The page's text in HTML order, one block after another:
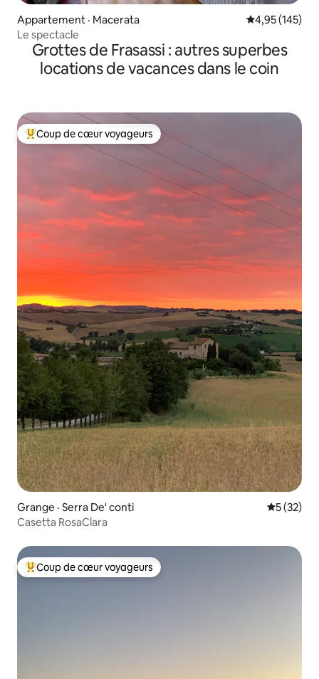
Appartement · Macerata Note
4,95 (145)
Le spectacle
Grottes de Frasassi : autres superbes
locations de vacances dans le coin
Coup de cœur voyageurs parmi les plus aimés
Coup de cœur voyageurs
Grange · Serra De' conti Note
5 (32)
Casetta RosaClara
Coup de cœur voyageurs parmi les plus aimés
Coup de cœur voyageurs